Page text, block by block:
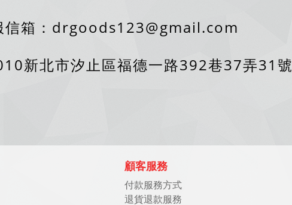
信箱：drgoods123@gmail.com
新北市汐止區福德一路392巷37弄31號
顧客服務
付款服務方式
退貨退款服務